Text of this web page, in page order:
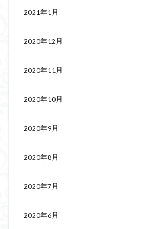
2021年1月
2020年12月
2020年11月
2020年10月
2020年9月
2020年8月
2020年7月
2020年6月